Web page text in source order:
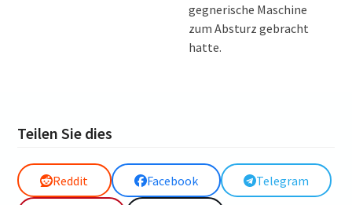
gegnerische Maschine
zum Absturz gebracht
hatte.
Teilen Sie dies
Reddit Facebook Telegram